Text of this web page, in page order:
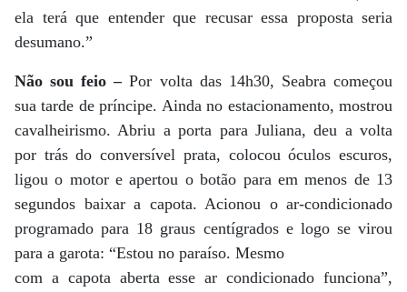
ela terá que entender que recusar essa proposta seria
desumano.”
Não sou feio –Por volta das 14h30, Seabra começou
sua tarde de príncipe. Ainda no estacionamento, mostrou
cavalheirismo. Abriu a porta para Juliana, deu a volta
por trás do conversível prata, colocou óculos escuros,
ligou o motor e apertou o botão para em menos de 13
segundos baixar a capota. Acionou o ar-condicionado
programado para 18 graus centígrados e logo se virou
para a garota: “Estou no paraíso. Mesmo
com a capota aberta esse ar condicionado funciona”,